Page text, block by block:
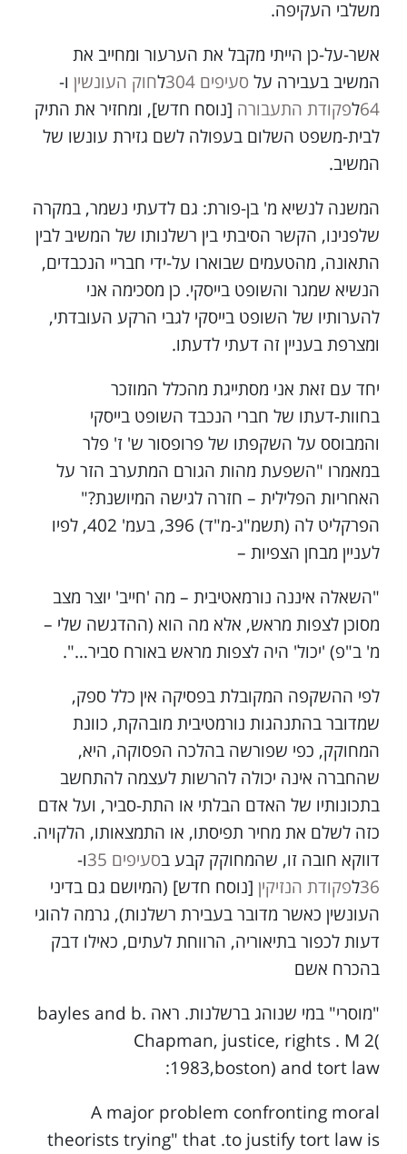
משלבי העקיפה.
אשר-על-כן הייתי מקבל את הערעור ומחייב את
המשיב בעבירה על סעיפים 304 לחוק העונשין ו-
64לפקודת התעבורה [נוסח חדש], ומחזיר את התיק
לבית-משפט השלום בעפולה לשם גזירת עונשו של
המשיב.
המשנה לנשיא מ' בן-פורת: גם לדעתי נשמר, במקרה
שלפנינו, הקשר הסיבתי בין רשלנותו של המשיב לבין
התאונה, מהטעמים שבוארו על-ידי חבריי הנכבדים,
הנשיא שמגר והשופט בייסקי. כן מסכימה אני
להערותיו של השופט בייסקי לגבי הרקע העובדתי,
ומצרפת בעניין זה דעתי לדעתו.
יחד עם זאת אני מסתייגת מהכלל המוזכר
בחוות-דעתו של חברי הנכבד השופט בייסקי
והמבוסס על השקפתו של פרופסור ש' ז' פלר
במאמרו "השפעת מהות הגורם המתערב הזר על
האחריות הפלילית – חזרה לגישה המיושנת?"
הפרקליט לה (תשמ"ג-מ"ד) 396, בעמ' 402, לפיו
לעניין מבחן הצפיות –
"השאלה איננה נורמאטיבית – מה 'חייב' יוצר מצב
מסוכן לצפות מראש, אלא מה הוא (ההדגשה שלי –
מ' ב"פ) 'יכול' היה לצפות מראש באורח סביר…".
לפי ההשקפה המקובלת בפסיקה אין כלל ספק,
שמדובר בהתנהגות נורמטיבית מובהקת, כוונת
המחוקק, כפי שפורשה בהלכה הפסוקה, היא,
שהחברה אינה יכולה להרשות לעצמה להתחשב
בתכונותיו של האדם הבלתי או התת-סביר, ועל אדם
כזה לשלם את מחיר תפיסתו, או התמצאותו, הלקויה.
דווקא חובה זו, שהמחוקק קבע בסעיפים 35
ו-
36לפקודת הנזיקין [נוסח חדש] (המיושם גם בדיני
העונשין כאשר מדובר בעבירת רשלנות), גרמה להוגי
דעות לכפור בתיאוריה, הרווחת לעתים, כאילו דבק
בהכרח אשם
"מוסרי" במי שנוהג ברשלנות. ראה bayles and b.
Chapman, justice, rights . M 2(
1983,boston) and tort law:
A major problem confronting moral
theorists trying" that .to justify tort law is